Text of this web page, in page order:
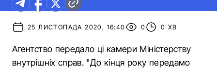
25 ЛИСТОПАДА 2020, 16:40 0 0 ХВ
Агентство передало ці камери Міністерству
внутрішніх справ. "До кінця року передамо